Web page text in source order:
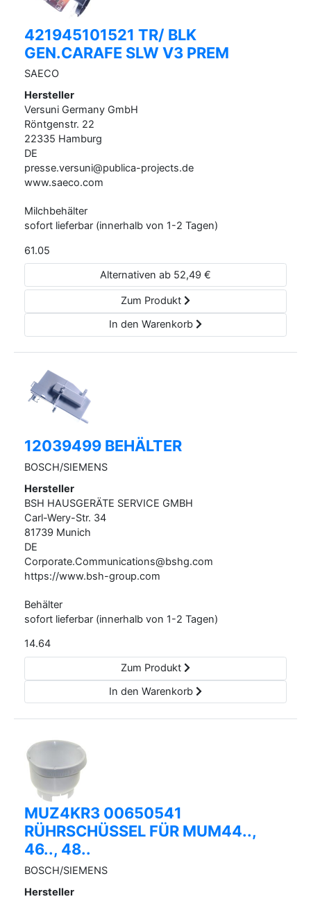
421945101521 TR/ BLK
GEN.CARAFE SLW V3 PREM
SAECO
Hersteller
Versuni Germany GmbH
Röntgenstr. 22
22335 Hamburg
DE
presse.versuni@publica-projects.de
www.saeco.com
Milchbehälter
sofort lieferbar (innerhalb von 1-2 Tagen)
61.05
Alternativen ab 52,49 €
Zum Produkt
In den Warenkorb
12039499 BEHÄLTER
BOSCH/SIEMENS
Hersteller
BSH HAUSGERÄTE SERVICE GMBH
Carl-Wery-Str. 34
81739 Munich
DE
Corporate.Communications@bshg.com
https://www.bsh-group.com
Behälter
sofort lieferbar (innerhalb von 1-2 Tagen)
14.64
Zum Produkt
In den Warenkorb
MUZ4KR3 00650541
RÜHRSCHÜSSEL FÜR MUM44..,
46.., 48..
BOSCH/SIEMENS
Hersteller